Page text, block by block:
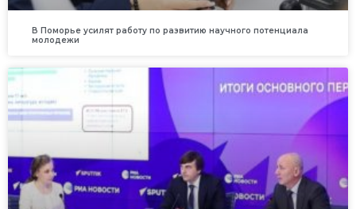
В Поморье усилят работу по развитию научного потенциала
молодежи